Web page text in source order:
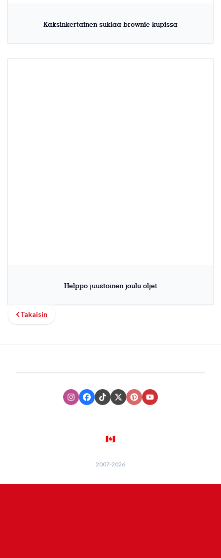
Kaksinkertainen suklaa-brownie kupissa
Helppo juustoinen joulu oljet
Takaisin
InstagramFacebook
TikTokXTwitter
PinterestYoutube
🇨🇦
2007-2026